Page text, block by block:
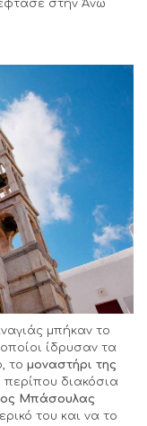
στην Άνω
μπήκαν το
οποίοι ίδρυσαν τα
το μοναστήρι της
περίπου διακόσια
Μπάσουλας
του και να το